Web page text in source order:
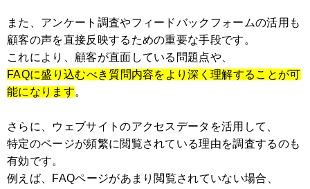
また、アンケート調査やフィードバックフォームの活用も
顧客の声を直接反映するための重要な手段です。
これにより、顧客が直面している問題点や、
FAQに盛り込むべき質問内容をより深く理解することが可
能になります。
さらに、ウェブサイトのアクセスデータを活用して、
特定のページが頻繁に閲覧されている理由を調査するのも
有効です。
例えば、FAQページがあまり閲覧されていない場合、